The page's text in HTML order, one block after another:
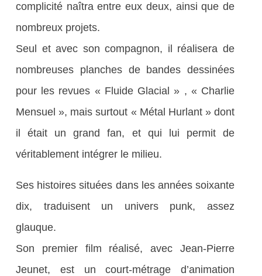
complicité naîtra entre eux deux, ainsi que de
nombreux projets.
Seul et avec son compagnon, il réalisera de
nombreuses planches de bandes dessinées
pour les revues « Fluide Glacial » , « Charlie
Mensuel », mais surtout « Métal Hurlant » dont
il était un grand fan, et qui lui permit de
véritablement intégrer le milieu.
Ses histoires situées dans les années soixante
dix, traduisent un univers punk, assez
glauque.
Son premier film réalisé, avec Jean-Pierre
Jeunet, est un court-métrage d’animation